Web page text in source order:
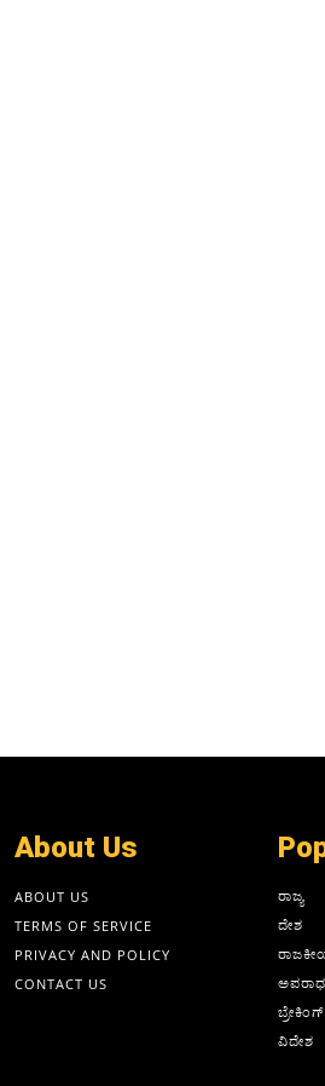
About Us
ABOUT US
TERMS OF SERVICE
PRIVACY AND POLICY
CONTACT US
ರಾಜ್ಯ
ದೇಶ
ಅಪರಾಧ
ವಿದೇಶ